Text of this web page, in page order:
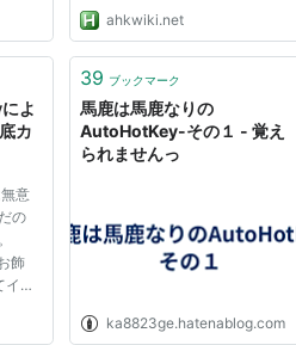
作成も可能。 任意のキーの割り
当て変更、マクロ、ウインドウ操
グラム言語、Windows用フリー
ahkwiki.net
よ
カ
意
の
飾
ラ
重
39 ブックマーク
馬鹿は馬鹿なりの
AutoHotKey-その１ - 覚え
られませんっ
ka8823ge.hatenablog.com